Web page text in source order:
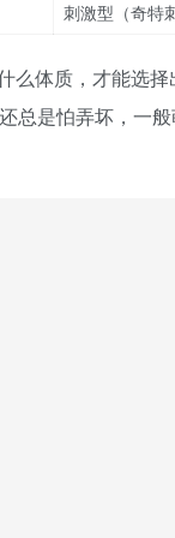
刺激型（奇特
么体质，才能选
总是怕弄坏，一